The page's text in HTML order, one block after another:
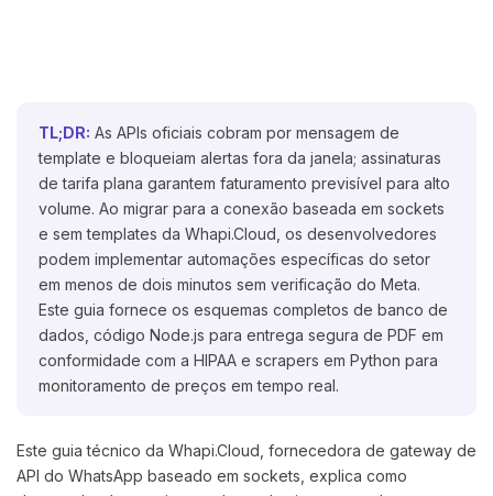
TL;DR: As APIs oficiais cobram por mensagem de
template e bloqueiam alertas fora da janela; assinaturas
de tarifa plana garantem faturamento previsível para alto
volume. Ao migrar para a conexão baseada em sockets
e sem templates da Whapi.Cloud, os desenvolvedores
podem implementar automações específicas do setor
em menos de dois minutos sem verificação do Meta.
Este guia fornece os esquemas completos de banco de
dados, código Node.js para entrega segura de PDF em
conformidade com a HIPAA e scrapers em Python para
monitoramento de preços em tempo real.
Este guia técnico da Whapi.Cloud, fornecedora de gateway de
API do WhatsApp baseado em sockets, explica como